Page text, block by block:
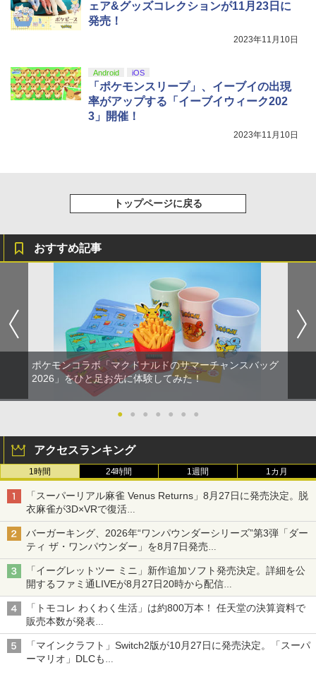
ェア&グッズコレクションが11月23日に
発売！
2023年11月10日
Android iOS
「ポケモンスリープ」、イーブイの出現
率がアップする「イーブイウィーク202
3」開催！
2023年11月10日
トップページに戻る
おすすめ記事
ポケモンコラボ「マクドナルドのサマーチャンスバッグ
2026」をひと足お先に体験してみた！
● ● ● ● ● ● ●
アクセスランキング
1時間 24時間 1週間 1カ月
「スーパーリアル麻雀 Venus Returns」8月27日に発売決定。脱
衣麻雀が3D×VRで復活
発売から2週間は20%オフになるセールが実施
バーガーキング、2026年“ワンパウンダーシリーズ”第3弾「ダー
ティ ザ・ワンパウンダー」を8月7日発売
「特製ガーリックマヨソース」を使用した超大型チーズバーガー
「イーグレットツー ミニ」新作追加ソフト発売決定。詳細を公
開するファミ通LIVEが8月27日20時から配信
シリーズ累計100タイトルへ
「トモコレ わくわく生活」は約800万本！ 任天堂の決算資料で
販売本数が発表
「ぽこポケ」は127万本に
「マインクラフト」Switch2版が10月27日に発売決定。「スーパ
ーマリオ」DLCも